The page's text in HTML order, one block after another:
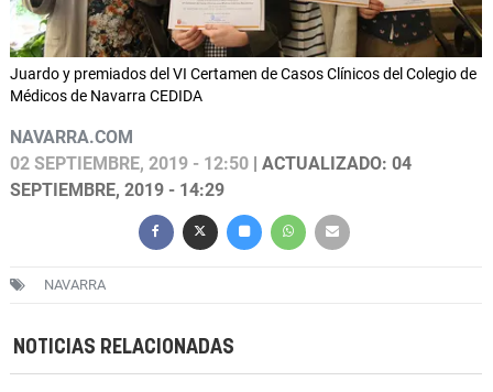
Juardo y premiados del VI Certamen de Casos Clínicos del Colegio de
Médicos de Navarra CEDIDA
NAVARRA.COM
02 SEPTIEMBRE, 2019 - 12:50 | ACTUALIZADO: 04
SEPTIEMBRE, 2019 - 14:29
NAVARRA
NOTICIAS RELACIONADAS